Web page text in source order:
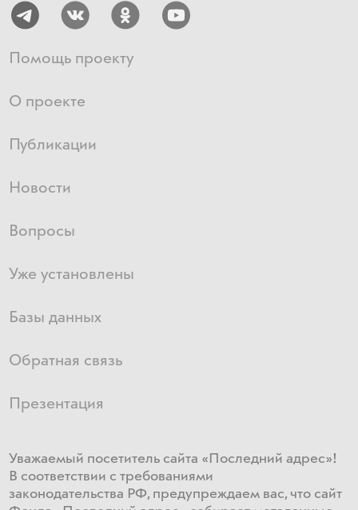
Помощь проекту
О проекте
Публикации
Новости
Вопросы
Уже установлены
Базы данных
Обратная связь
Презентация
Уважаемый посетитель сайта «Последний адрес»!
В соответствии с требованиями
законодательства РФ, предупреждаем вас, что сайт